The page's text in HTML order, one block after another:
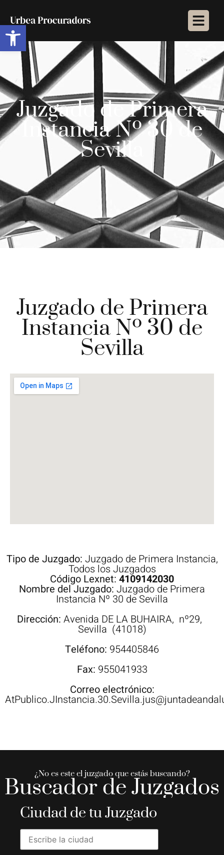
Abrir barra de herramientas
Juzgado de Primera
Instancia Nº 30 de
Sevilla
Juzgado de Primera
Instancia Nº 30 de
Sevilla
Tipo de Juzgado: Juzgado de Primera Instancia,
Todos los Juzgados
Código Lexnet: 4109142030
Nombre del Juzgado: Juzgado de Primera
Instancia Nº 30 de Sevilla
Dirección: Avenida DE LA BUHAIRA, nº29,
Sevilla (41018)
Teléfono: 954405846
Fax: 955041933
Correo electrónico:
¿No es este el juzgado que estás buscando?
Buscador de Juzgados
Ciudad de tu Juzgado